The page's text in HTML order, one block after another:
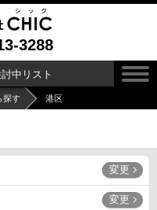
3288
中リスト
探す 港区
変更
変更